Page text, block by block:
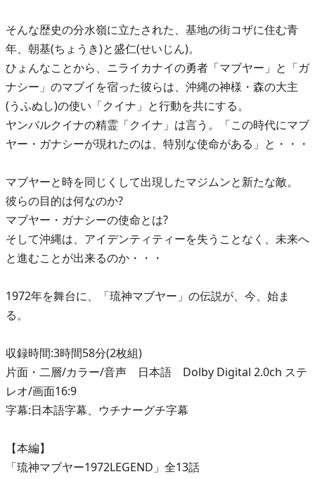
そんな歴史の分水嶺に立たされた、基地の街コザに住む青
年、朝基(ちょうき)と盛仁(せいじん)。
ひょんなことから、ニライカナイの勇者「マブヤー」と「ガ
ナシー」のマブイを宿った彼らは、沖縄の神様・森の大主
(うふぬし)の使い「クイナ」と行動を共にする。
ヤンバルクイナの精霊「クイナ」は言う。「この時代にマブ
ヤー・ガナシーが現れたのは、特別な使命がある」と・・・
マブヤーと時を同じくして出現したマジムンと新たな敵。
彼らの目的は何なのか?
マブヤー・ガナシーの使命とは?
そして沖縄は、アイデンティティーを失うことなく、未来へ
と進むことが出来るのか・・・
1972年を舞台に、「琉神マブヤー」の伝説が、今、始ま
る。
収録時間:3時間58分(2枚組)
片面・二層/カラー/音声 日本語 Dolby Digital 2.0ch ステ
レオ/画面16:9
字幕:日本語字幕、ウチナーグチ字幕
【本編】
「琉神マブヤー1972LEGEND」全13話